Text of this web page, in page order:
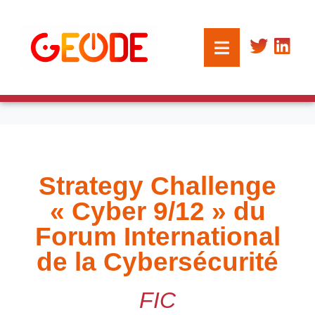
Strategy Challenge
« Cyber 9/12 » du
Forum International
de la Cybersécurité
FIC